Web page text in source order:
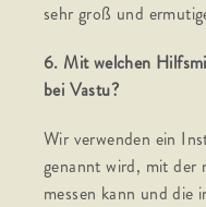
sehr groß und
6. Mit welchen
bei Vastu?
Wir verwenden ein
genannt wird, mit der
messen kann und die